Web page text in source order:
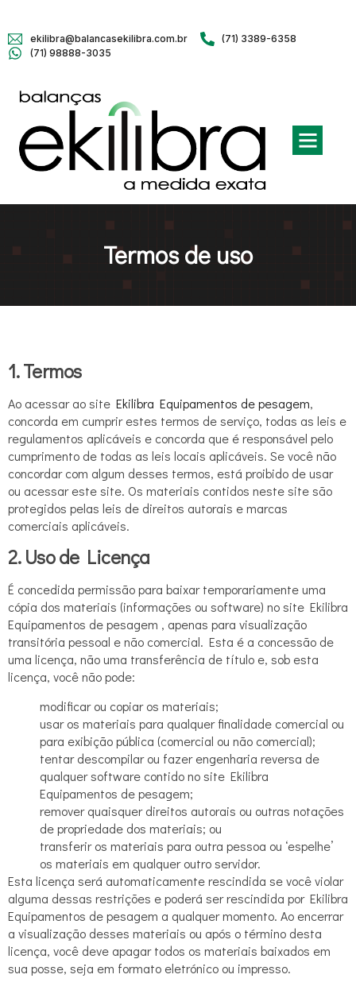
ekilibra@balancasekilibra.com.br
(71) 3389-6358
(71) 98888-3035
Termos de uso
1. Termos
Ao acessar ao site Ekilibra Equipamentos de pesagem,
concorda em cumprir estes termos de serviço, todas as leis e
regulamentos aplicáveis e concorda que é responsável pelo
cumprimento de todas as leis locais aplicáveis. Se você não
concordar com algum desses termos, está proibido de usar
ou acessar este site. Os materiais contidos neste site são
protegidos pelas leis de direitos autorais e marcas
comerciais aplicáveis.
2. Uso de Licença
É concedida permissão para baixar temporariamente uma
cópia dos materiais (informações ou software) no site Ekilibra
Equipamentos de pesagem , apenas para visualização
transitória pessoal e não comercial. Esta é a concessão de
uma licença, não uma transferência de título e, sob esta
licença, você não pode:
modificar ou copiar os materiais;
usar os materiais para qualquer finalidade comercial ou
para exibição pública (comercial ou não comercial);
tentar descompilar ou fazer engenharia reversa de
qualquer software contido no site Ekilibra
Equipamentos de pesagem;
remover quaisquer direitos autorais ou outras notações
de propriedade dos materiais; ou
transferir os materiais para outra pessoa ou ‘espelhe’
os materiais em qualquer outro servidor.
Esta licença será automaticamente rescindida se você violar
alguma dessas restrições e poderá ser rescindida por Ekilibra
Equipamentos de pesagem a qualquer momento. Ao encerrar
a visualização desses materiais ou após o término desta
licença, você deve apagar todos os materiais baixados em
sua posse, seja em formato eletrónico ou impresso.